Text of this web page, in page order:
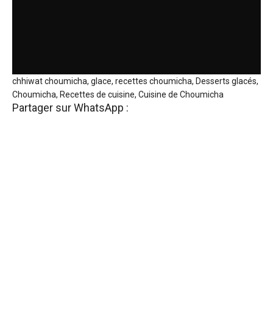
chhiwat choumicha, glace, recettes choumicha, Desserts glacés,
Choumicha, Recettes de cuisine, Cuisine de Choumicha
Partager sur WhatsApp :